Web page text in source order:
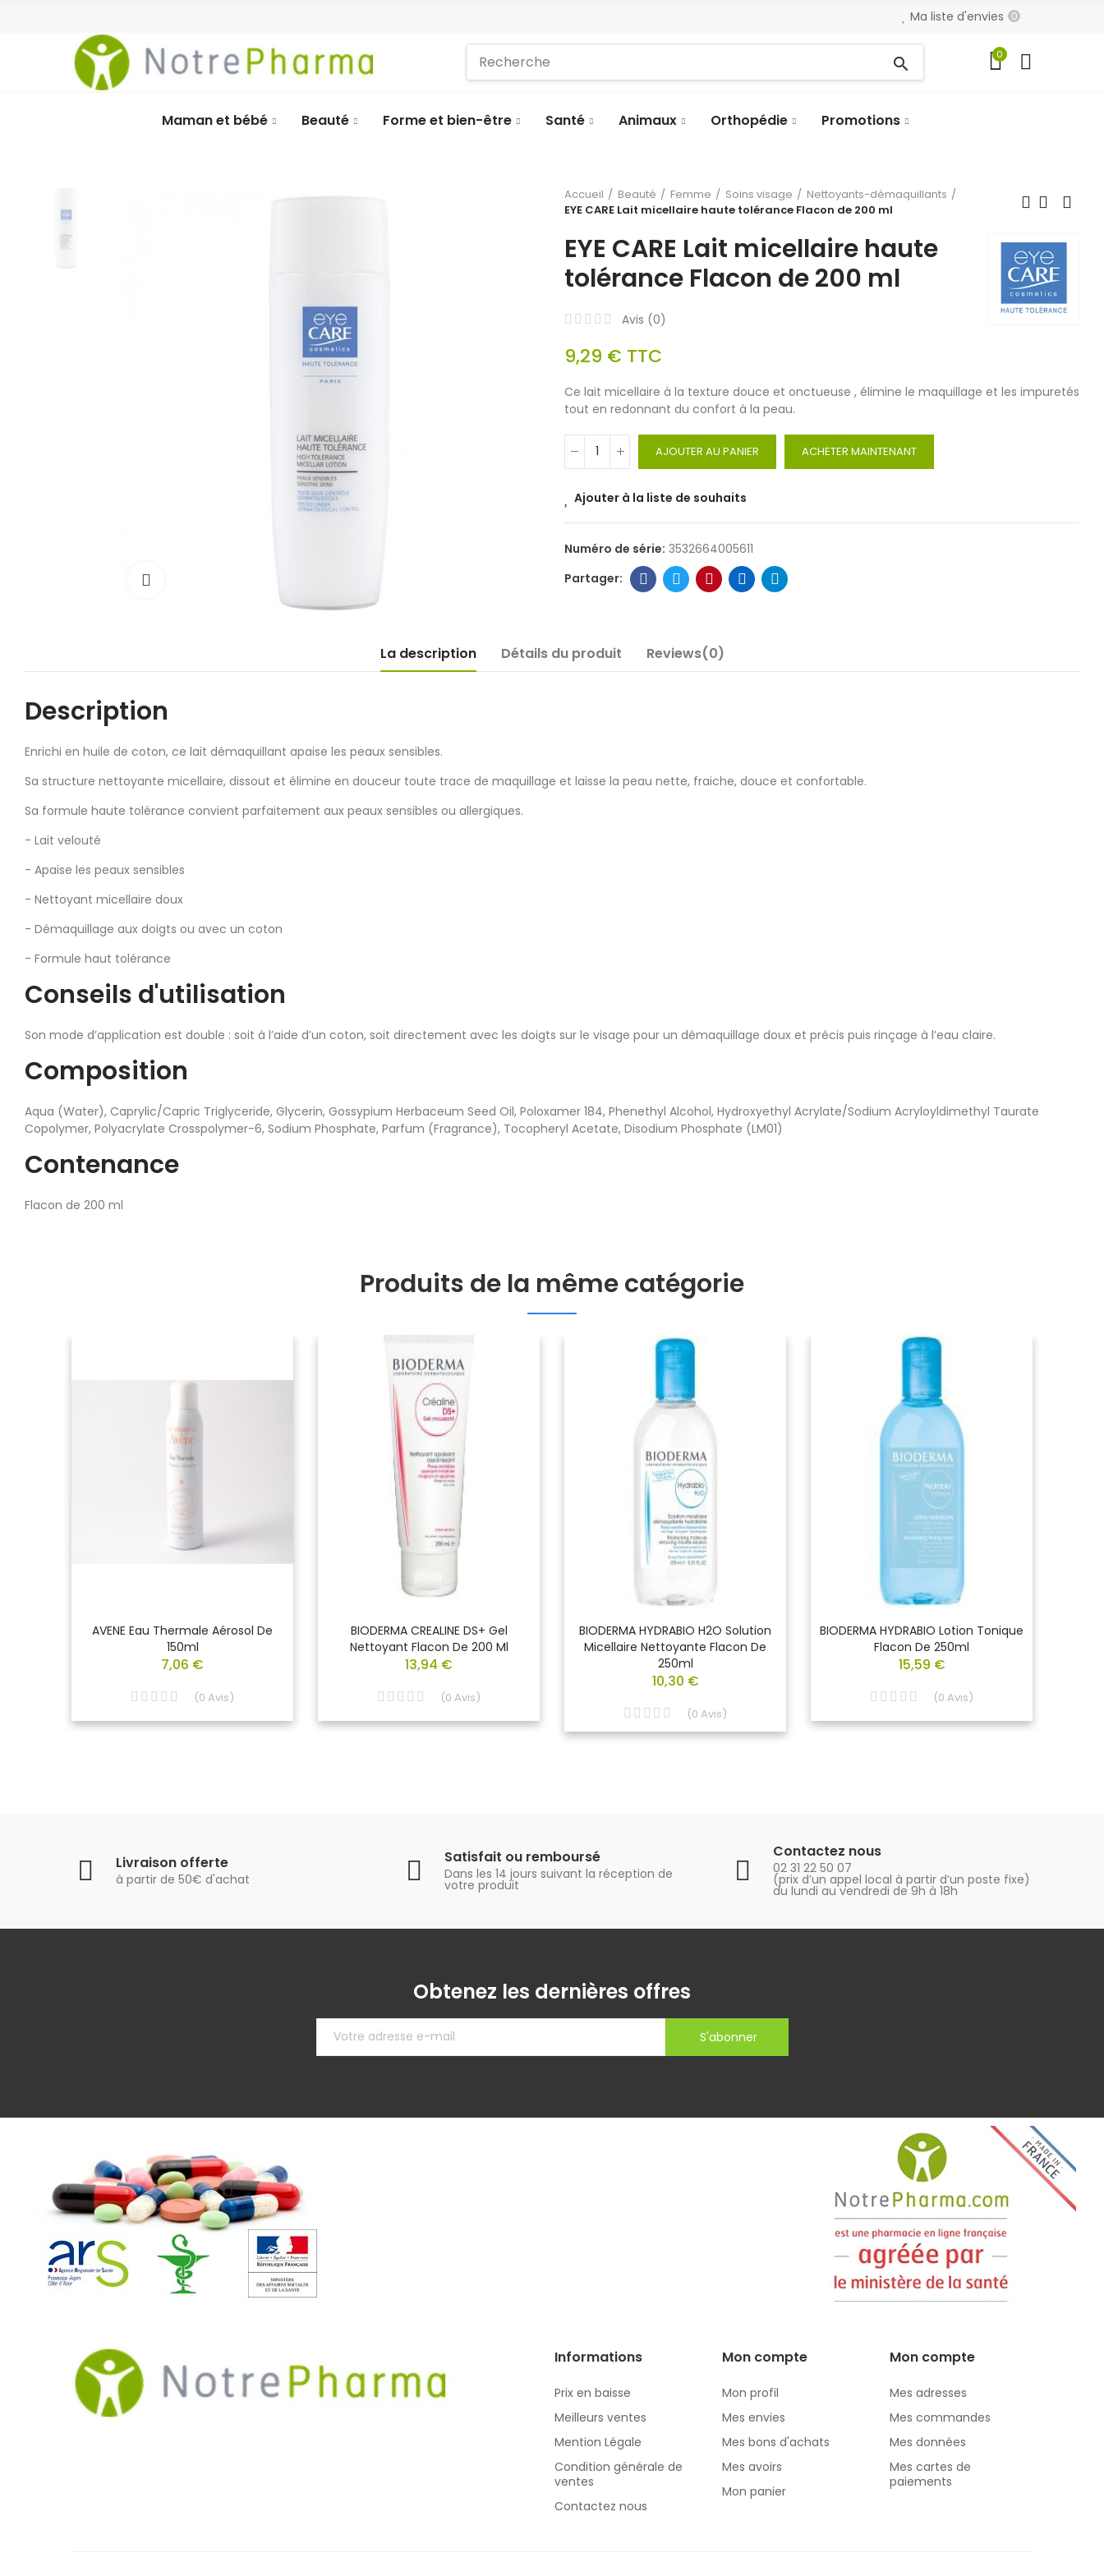
Ma liste d'envies 0
search 0
Maman et bébé Beauté Forme et bien-être Santé Animaux Orthopédie Promotions
Accueil Beauté Femme Soins visage
Nettoyants-démaquillants
EYE CARE Lait micellaire haute tolérance Flacon de 200 ml
EYE CARE Lait micellaire haute
tolérance Flacon de 200 ml
Avis (0)
9,29 € TTC
Ce lait micellaire à la texture douce et onctueuse , élimine le maquillage et les impuretés
tout en redonnant du confort à la peau.
AJOUTER AU PANIER ACHETER MAINTENANT
Ajouter à la liste de souhaits
Numéro de série: 3532664005611
La description Détails du produit Reviews(0)
Description
Enrichi en huile de coton, ce lait démaquillant apaise les peaux sensibles.
Sa structure nettoyante micellaire, dissout et élimine en douceur toute trace de maquillage et laisse la peau nette, fraiche, douce et confortable.
Sa formule haute tolérance convient parfaitement aux peaux sensibles ou allergiques.
- Lait velouté
- Apaise les peaux sensibles
- Nettoyant micellaire doux
- Démaquillage aux doigts ou avec un coton
- Formule haut tolérance
Conseils d'utilisation
Son mode d’application est double : soit à l’aide d’un coton, soit directement avec les doigts sur le visage pour un démaquillage doux et précis puis rinçage à l’eau claire.
Composition
Aqua (Water), Caprylic/Capric Triglyceride, Glycerin, Gossypium Herbaceum Seed Oil, Poloxamer 184, Phenethyl Alcohol, Hydroxyethyl Acrylate/Sodium Acryloyldimethyl Taurate
Copolymer, Polyacrylate Crosspolymer-6, Sodium Phosphate, Parfum (Fragrance), Tocopheryl Acetate, Disodium Phosphate (LM01)
Contenance
Flacon de 200 ml
Produits de la même catégorie
AVENE Eau Thermale Aérosol De
150ml
7,06 €
(0 Avis)
BIODERMA CREALINE DS+ Gel
Nettoyant Flacon De 200 Ml
13,94 €
(0 Avis)
BIODERMA HYDRABIO H2O Solution
Micellaire Nettoyante Flacon De
250ml
10,30 €
(0 Avis)
BIODERMA HYDRABIO Lotion Tonique
Flacon De 250ml
15,59 €
(0 Avis)
Livraison offerte
à partir de 50€ d'achat
Satisfait ou remboursé
Dans les 14 jours suivant la réception de
votre produit
Contactez nous
02 31 22 50 07
(prix d’un appel local à partir d’un poste fixe)
du lundi au vendredi de 9h à 18h
Obtenez les dernières offres
S'abonner
Informations
Prix en baisse
Meilleurs ventes
Mention Légale
Condition générale de
ventes
Contactez nous
Mon compte
Mon profil
Mes envies
Mes bons d'achats
Mes avoirs
Mon panier
Mon compte
Mes adresses
Mes commandes
Mes données
Mes cartes de
paiements